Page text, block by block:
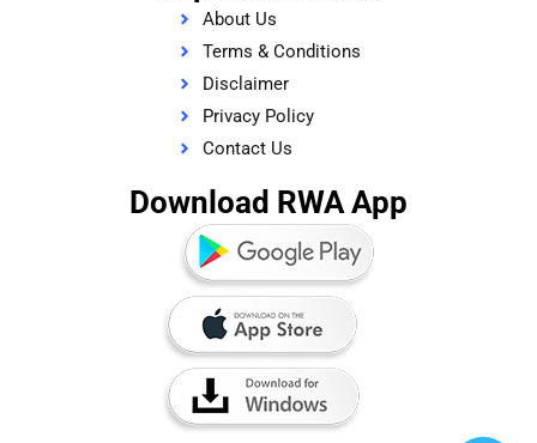
About Us
Terms & Conditions
Disclaimer
Privacy Policy
Contact Us
Download RWA App